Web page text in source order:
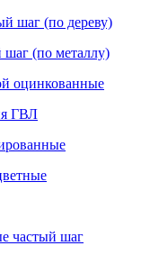
шаг (по дереву)
шаг (по металлу)
оцинкованные
ГВЛ
частый шаг